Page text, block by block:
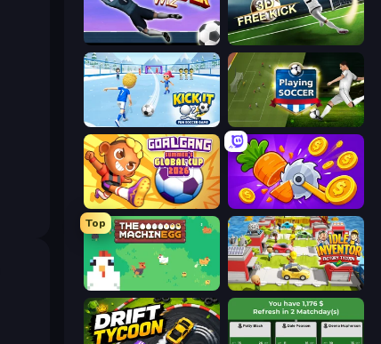
Goalkeeper Wiz
Kick It – Fun Soccer Game Playing Soccer
Goal Gang Farm Ring Idle
Top
The MachinEGG Idle Inventor